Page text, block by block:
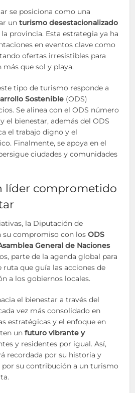
se posiciona como una
unturismo desestacionalizado
la provincia. Esta estrategia ya ha
en eventos clave como
ofertas irresistibles para
que sol y playa.
tipo de turismo responde a
Sostenible (ODS)
Se alinea con el ODS número
el bienestar, además del ODS
el trabajo digno y el
Finalmente, se apoya en el
ciudades y comunidades
líder comprometido
la Diputación de
su compromiso con losODS
General de Naciones
parte de la agenda global para
ruta que guía las acciones de
a los gobiernos locales.
el bienestar a través del
vez más consolidado en
estratégicas y el enfoque en
unfuturo vibrante y
y residentes por igual. Así,
recordada por su historia y
su contribución a un turismo